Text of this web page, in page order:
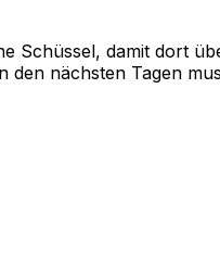
Schüssel, damit dort
nächsten Tagen